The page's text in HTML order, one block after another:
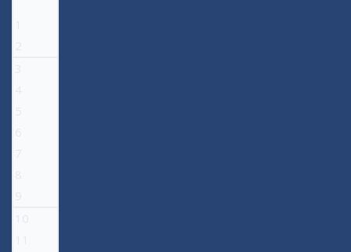
1
2
3
4
5
6
7
8
9
10
11